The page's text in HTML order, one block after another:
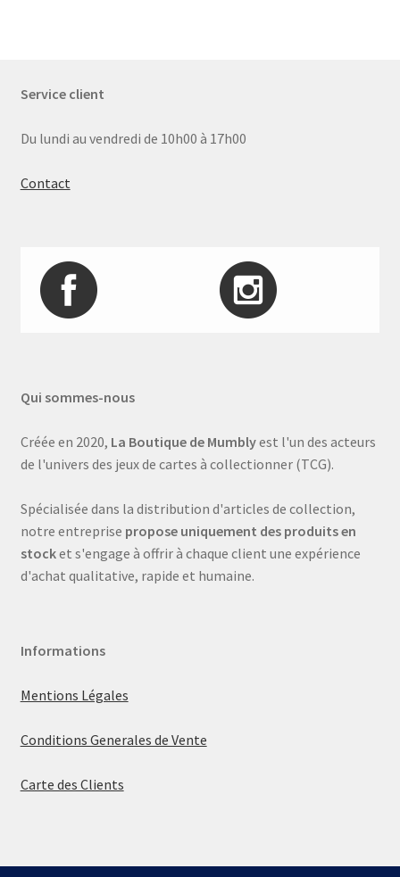
Service client
Du lundi au vendredi de 10h00 à 17h00
Contact
Qui sommes-nous
Créée en 2020, La Boutique de Mumblyest l'un des acteurs
de l'univers des jeux de cartes à collectionner (TCG).
Spécialisée dans la distribution d'articles de collection,
notre entreprise propose uniquement des produits en
stocket s'engage à offrir à chaque client une expérience
d'achat qualitative, rapide et humaine.
Informations
Mentions Légales
Conditions Generales de Vente
Carte des Clients